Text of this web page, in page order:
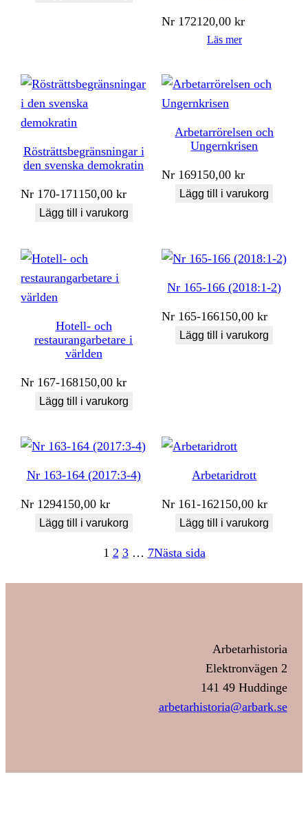
Nr 172120,00kr
Läs mer
Rösträttsbegränsningar i
den svenska demokratin
Nr 170-171150,00kr
Lägg till i varukorg
Arbetarrörelsen och
Ungernkrisen
Nr 169150,00kr
Lägg till i varukorg
Hotell- och
restaurangarbetare i
världen
Nr 167-168150,00kr
Lägg till i varukorg
Nr 165-166 (2018:1-2)
Nr 165-166150,00kr
Lägg till i varukorg
Nr 163-164 (2017:3-4)
Nr 1294150,00kr
Lägg till i varukorg
Arbetaridrott
Nr 161-162150,00kr
Lägg till i varukorg
1 2 3 … 7Nästa sida
Arbetarhistoria
Elektronvägen 2
141 49 Huddinge
arbetarhistoria@arbark.se